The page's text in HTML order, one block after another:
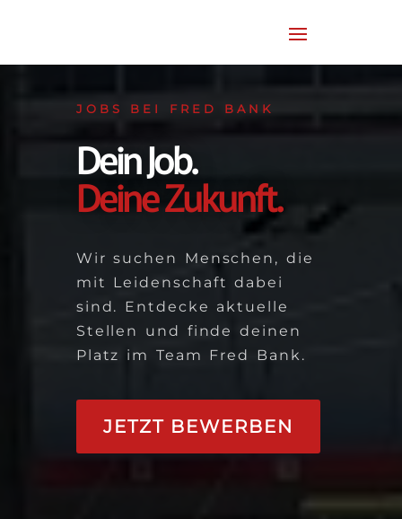
JOBS BEI FRED BANK
Dein Job.
Deine Zukunft.
Wir suchen Menschen, die
mit Leidenschaft dabei
sind. Entdecke aktuelle
Stellen und finde deinen
Platz im Team Fred Bank.
JETZT BEWERBEN